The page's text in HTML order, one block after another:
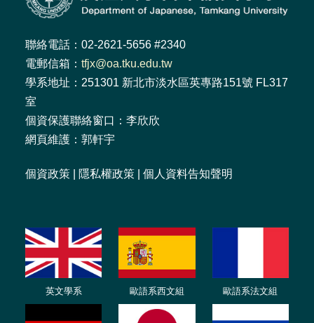
聯絡電話：02-2621-5656 #2340
電郵信箱： tfjx@oa.tku.edu.tw
學系地址：251301 新北市淡水區英專路151號 FL317
室
個資保護聯絡窗口：李欣欣
網頁維護：郭軒宇
個資政策 隱私權政策 個人資料告知聲明
英文學系 歐語系西文組 歐語系法文組